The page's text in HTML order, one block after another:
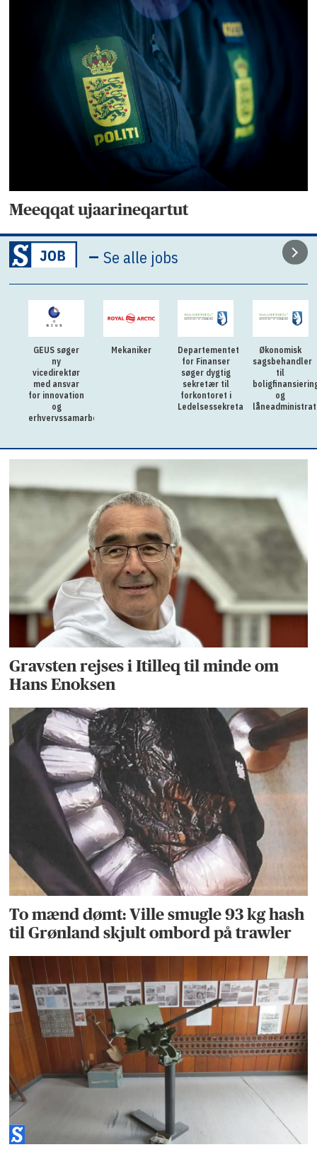
Meeqqat ujaarineqartut
–Se alle jobs
GEUS søger
ny
vicedirektør
med ansvar
for innovation
og
erhvervssamarbejde
Mekaniker
Departementet
for Finanser
søger dygtig
sekretær til
forkontoret i
Ledelsessekretariatet
Økonomisk
sagsbehandler
til
og
Gravsten rejses i Itilleq til minde om
Hans Enoksen
To mænd dømt: Ville smugle 93 kg hash
til Grønland skjult ombord på trawler